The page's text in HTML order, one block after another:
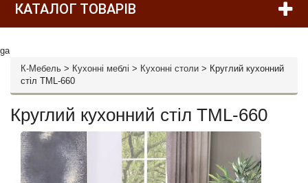
КАТАЛОГ ТОВАРІВ
ga
К-Мебель > Кухонні меблі > Кухонні столи > Круглий кухонний
стіл TML-660
Круглий кухонний стіл TML-660